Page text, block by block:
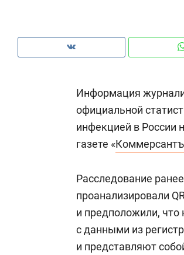
Информация
официальной
инфекцией в России
газете «Коммерсантъ
Расследование
проанализировали
и предположили, что
с данными из
и представляют
Рекомендуем
Падел, фитнес, танцы и даже
ниндзя-зал: как ТРЦ «Франт»
стал Меккой для любителей